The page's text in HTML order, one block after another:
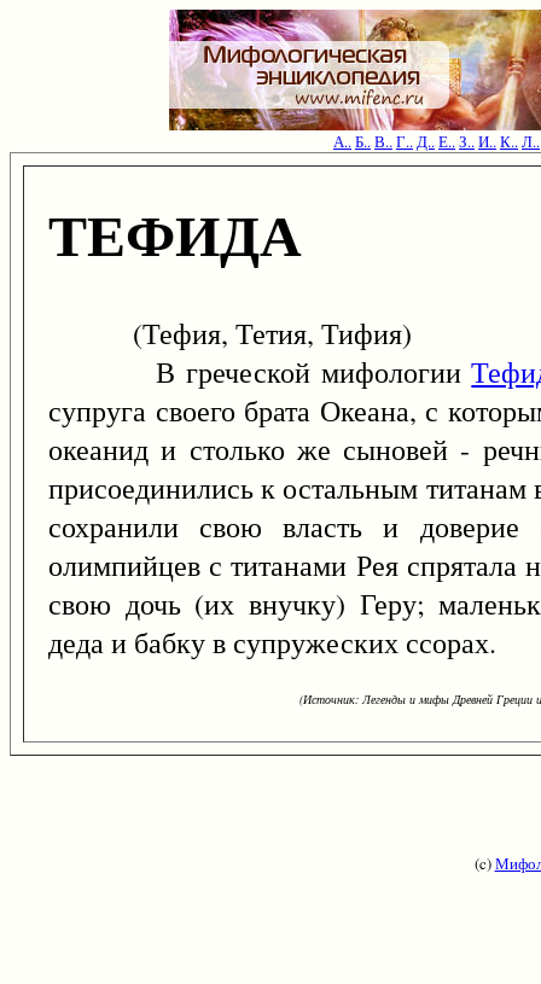
А..Б..В..Г..Д..Е..З..И..К..Л..
ТЕФИДА
(Тефия, Тетия, Тифия)
В греческой мифологии
супруга своего брата Океана, с
океанид и столько же сыновей -
присоединились к остальным титанам
сохранили свою власть и
олимпийцев с титанами Рея
свою дочь (их внучку) Геру;
деда и бабку в супружеских ссорах.
(Источник: Легенды и мифы Древней
(c)